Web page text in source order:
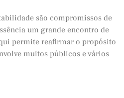
são compromissos de
um grande encontro de
permite reafirmar o propósito
muitos públicos e vários